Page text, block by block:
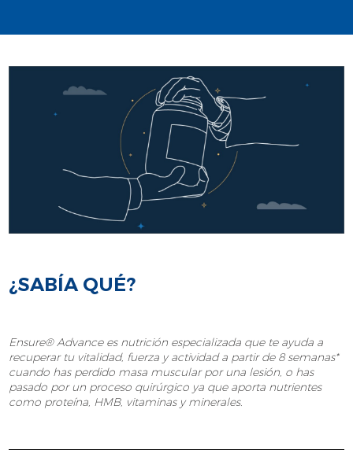
¿SABÍA QUÉ?
Ensure® Advance es nutrición especializada que te ayuda a
recuperar tu vitalidad, fuerza y actividad a partir de 8 semanas*
cuando has perdido masa muscular por una lesión, o has
pasado por un proceso quirúrgico ya que aporta nutrientes
como proteína, HMB, vitaminas y minerales.